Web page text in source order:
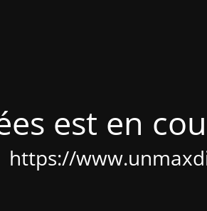
est en
https://